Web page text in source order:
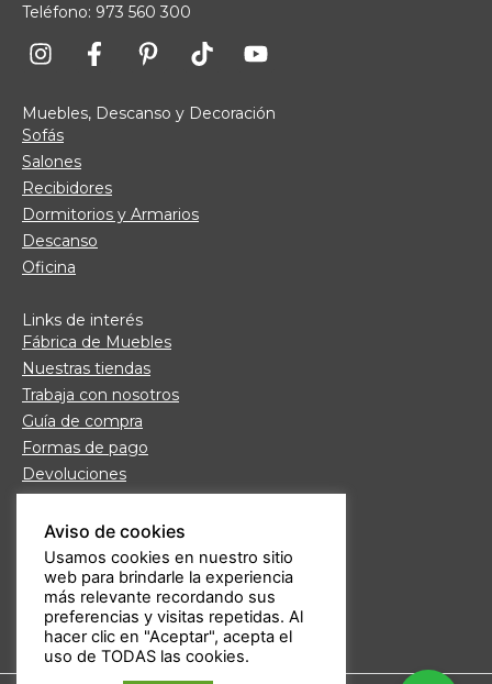
Teléfono: 973 560 300
Muebles, Descanso y Decoración
Sofás
Salones
Recibidores
Dormitorios y Armarios
Descanso
Oficina
Links de interés
Fábrica de Muebles
Nuestras tiendas
Trabaja con nosotros
Guía de compra
Formas de pago
Devoluciones
Garantía Daicar
Preguntas frecuentes
Atención al cliente
Aviso legal
Política de privacidad
Aviso de cookies
Usamos cookies en nuestro sitio
web para brindarle la experiencia
más relevante recordando sus
preferencias y visitas repetidas. Al
hacer clic en "Aceptar", acepta el
uso de TODAS las cookies.